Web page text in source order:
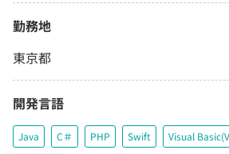
勤務地
東京都
開発言語
Java C＃ PHP Swift Visual